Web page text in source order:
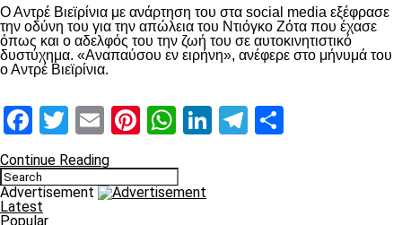
Ο Αντρέ Βιεϊρίνια με ανάρτηση του στα social media εξέφρασε
την οδύνη του για την απώλεια του Ντιόγκο Ζότα που έχασε
όπως και ο αδελφός του την ζωή του σε αυτοκινητιστικό
δυστύχημα. «Αναπαύσου εν ειρήνη», ανέφερε στο μήνυμά του
ο Αντρέ Βιεϊρίνια.
Facebook
Twitter
EmailPinterest
WhatsApp
LinkedIn
Telegram
Continue Reading
Advertisement
Latest
Popular